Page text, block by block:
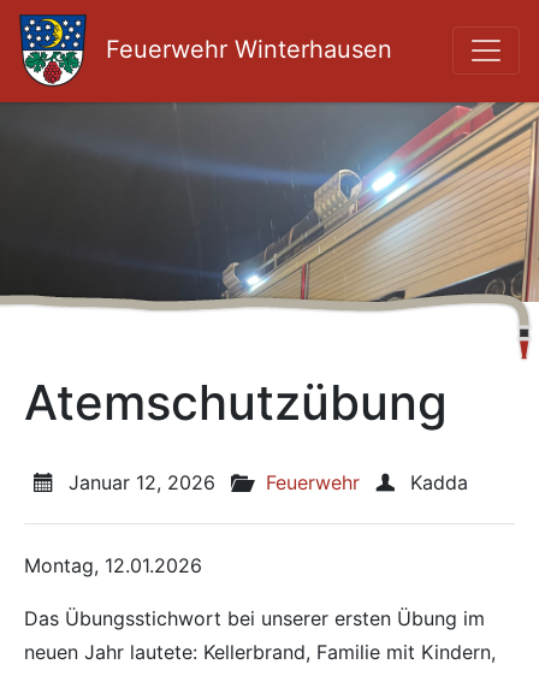
Feuerwehr Winterhausen
Atemschutzübung
Veröffentlicht am:
Januar 12, 2026 Veröffentlicht in den
Feuerwehr Veröffentlicht
Kadda
Montag, 12.01.2026
Das Übungsstichwort bei unserer ersten Übung im
neuen Jahr lautete: Kellerbrand, Familie mit Kindern,